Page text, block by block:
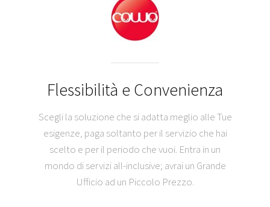
Flessibilità e Convenienza
Scegli la soluzione che si adatta meglio alle Tue
esigenze, paga soltanto per il servizio che hai
scelto e per il periodo che vuoi. Entra in un
mondo di servizi all-inclusive; avrai un Grande
Ufficio ad un Piccolo Prezzo.